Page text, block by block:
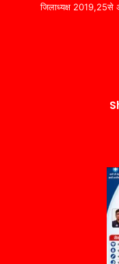
जिलाध्यक्ष